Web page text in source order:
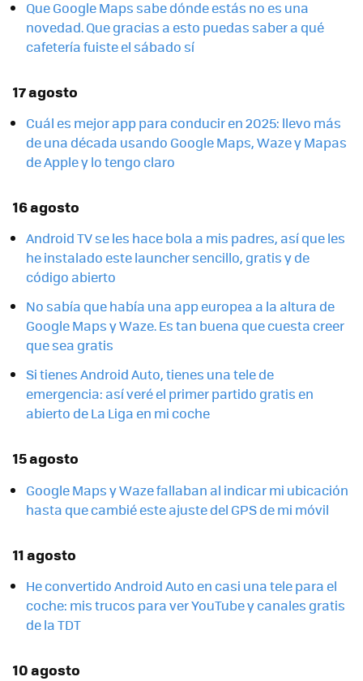
Que Google Maps sabe dónde estás no es una
novedad. Que gracias a esto puedas saber a qué
cafetería fuiste el sábado sí
17 agosto
Cuál es mejor app para conducir en 2025: llevo más
de una década usando Google Maps, Waze y Mapas
de Apple y lo tengo claro
16 agosto
Android TV se les hace bola a mis padres, así que les
he instalado este launcher sencillo, gratis y de
código abierto
No sabía que había una app europea a la altura de
Google Maps y Waze. Es tan buena que cuesta creer
que sea gratis
Si tienes Android Auto, tienes una tele de
emergencia: así veré el primer partido gratis en
abierto de La Liga en mi coche
15 agosto
Google Maps y Waze fallaban al indicar mi ubicación
hasta que cambié este ajuste del GPS de mi móvil
11 agosto
He convertido Android Auto en casi una tele para el
coche: mis trucos para ver YouTube y canales gratis
de la TDT
10 agosto